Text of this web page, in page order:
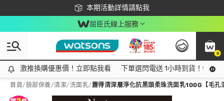
本期活動詳情請點我
下載app最高回饋$350
屈臣氏線上服務
0
激推換購優惠價！立即點我看
激推換購優惠價！立即點我看 下單選閃電送 1小時到貨！領神
首頁/臉部保養/清潔/洗面乳/露得清深層淨化抗黑頭柔珠洗面乳100G【毛孔